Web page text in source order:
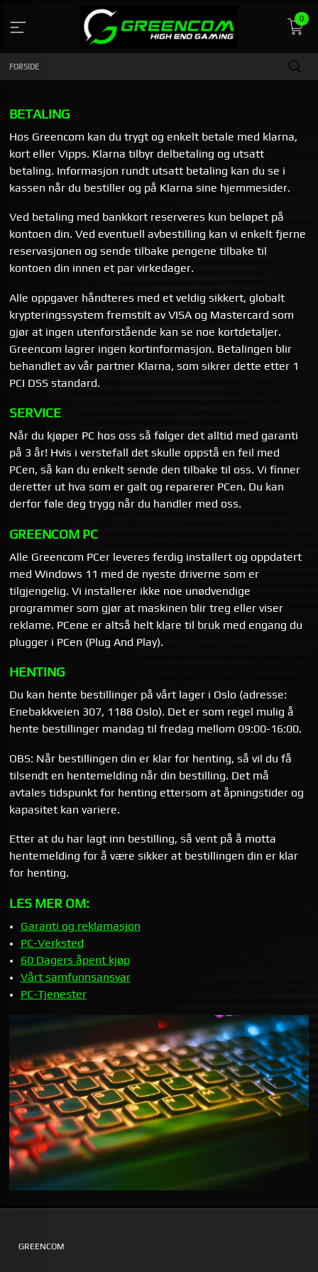
innholdet
0
FORSIDE
BETALING
Hos Greencom kan du trygt og enkelt betale med klarna,
kort eller Vipps. Klarna tilbyr delbetaling og utsatt
betaling. Informasjon rundt utsatt betaling kan du se i
kassen når du bestiller og på Klarna sine hjemmesider.
Ved betaling med bankkort reserveres kun beløpet på
kontoen din. Ved eventuell avbestilling kan vi enkelt fjerne
reservasjonen og sende tilbake pengene tilbake til
kontoen din innen et par virkedager.
Alle oppgaver håndteres med et veldig sikkert, globalt
krypteringssystem fremstilt av VISA og Mastercard som
gjør at ingen utenforstående kan se noe kortdetaljer.
Greencom lagrer ingen kortinformasjon. Betalingen blir
behandlet av vår partner Klarna, som sikrer dette etter 1
PCI DSS standard.
SERVICE
Når du kjøper PC hos oss så følger det alltid med garanti
på 3 år! Hvis i verstefall det skulle oppstå en feil med
PCen, så kan du enkelt sende den tilbake til oss. Vi finner
deretter ut hva som er galt og reparerer PCen. Du kan
derfor føle deg trygg når du handler med oss.
GREENCOM PC
Alle Greencom PCer leveres ferdig installert og oppdatert
med Windows 11 med de nyeste driverne som er
tilgjengelig. Vi installerer ikke noe unødvendige
programmer som gjør at maskinen blir treg eller viser
reklame. PCene er altså helt klare til bruk med engang du
plugger i PCen (Plug And Play).
HENTING
Du kan hente bestillinger på vårt lager i Oslo (adresse:
Enebakkveien 307, 1188 Oslo). Det er som regel mulig å
hente bestillinger mandag til fredag mellom 09:00-16:00.
OBS: Når bestillingen din er klar for henting, så vil du få
tilsendt en hentemelding når din bestilling. Det må
avtales tidspunkt for henting ettersom at åpningstider og
kapasitet kan variere.
Etter at du har lagt inn bestilling, så vent på å motta
hentemelding for å være sikker at bestillingen din er klar
for henting.
LES MER OM:
Garanti og reklamasjon
PC-Verksted
60 Dagers åpent kjøp
Vårt samfunnsansvar
PC-Tjenester
GREENCOM